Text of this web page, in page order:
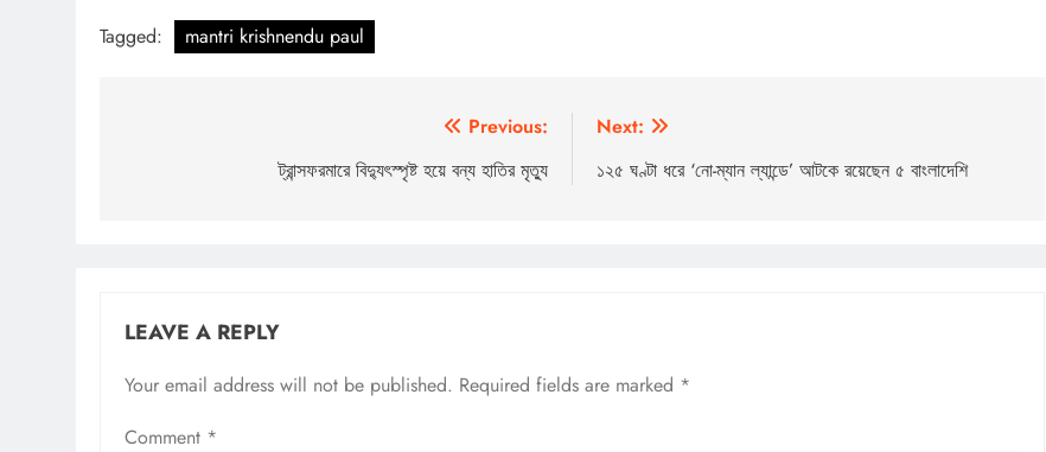
Tagged: mantri krishnendu paul
Previous:
ট্রান্সফরমারে বিদ্যুৎস্পৃষ্ট হয়ে বন্য হাতির মৃত্যু
Next:
১২৫ ঘণ্টা ধরে ‘নো-ম্যান ল্যান্ডে’ আটকে রয়েছেন ৫ বাংলাদেশি
LEAVE A REPLY
Your email address will not be published. Required fields are marked *
Comment *